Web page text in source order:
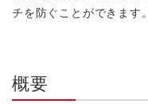
チを防ぐことができます。
概要